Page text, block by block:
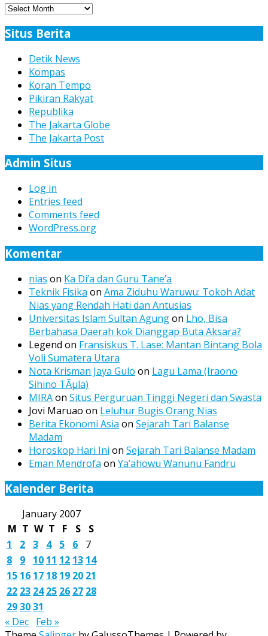
Arsip
Situs Berita
Detik News
Kompas
Koran Tempo
Pikiran Rakyat
Republika
The Jakarta Globe
The Jakarta Post
Admin Situs
Log in
Entries feed
Comments feed
WordPress.org
Komentar
nias on Ka Di’a dan Guru Tane’a
Teknik Fisika on Ama Ziduhu Waruwu: Tokoh Adat
Nias yang Rendah Hati dan Antusias
Universitas Islam Sultan Agungon Lho, Bisa
Berbahasa Daerah kok Dianggap Buta Aksara?
Legend on Fransiskus T. Lase: Mantan Bintang Bola
Voli Sumatera Utara
Nota Krisman Jaya Gulo on Lagu Lama (Iraono
Sihino TÃµla)
MIRAon Situs Perguruan Tinggi Negeri dan Swasta
Jovi Maruao on Leluhur Bugis Orang Nias
Berita Ekonomi Asia on Sejarah Tari Balanse
Madam
Horoskop Hari Ini on Sejarah Tari Balanse Madam
Eman Mendrofa on Ya’ahowu Wanunu Fandru
Kalender Berita
January 2007
M T W T F S
S
1
2 3 4 5 6
7
8
9 10 11 12 13 14
15 16 17 18 19 20 21
22 23 24 25 26 27 28
293031
« Dec Feb »